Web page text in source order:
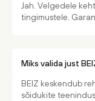
Jah. Velgedele
tingimustele.
Miks valida just
BEIZ keskendub
sõidukite